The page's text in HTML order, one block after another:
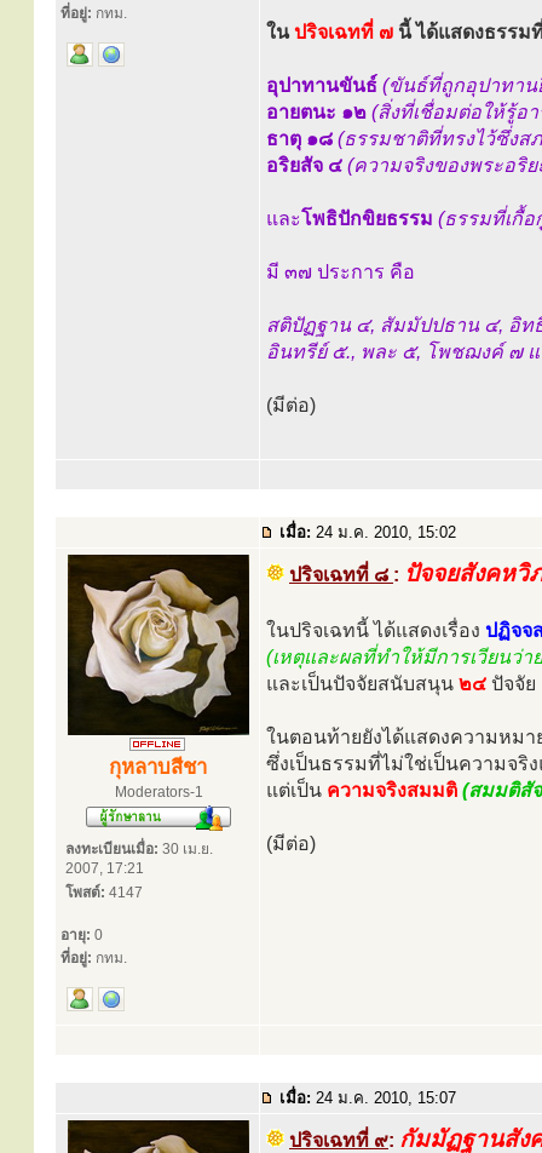
ที่อยู่: กทม.
ในปริจเฉทที่ ๗ นี้ ได้แสดงธรรม
อุปาทานขันธ์ (ขันธ์ที่ถูกอุปาทาน
อายตนะ ๑๒ (สิ่งที่เชื่อมต่อให้รู้อ
ธาตุ ๑๘ (ธรรมชาติที่ทรงไว้ซึ่งส
อริยสัจ ๔ (ความจริงของพระอริย
และโพธิปักขิยธรรม (ธรรมที่เกื้
มี ๓๗ ประการ คือ
สติปัฏฐาน ๔, สัมมัปปธาน ๔, อิท
อินทรีย์ ๕., พละ ๕, โพชฌงค์ ๗
(มีต่อ)
เมื่อ: 24 ม.ค. 2010, 15:02
กุหลาบสีชา
Moderators-1
ลงทะเบียนเมื่อ: 30 เม.ย.
2007, 17:21
โพสต์: 4147
อายุ: 0
ที่อยู่: กทม.
ปริจเฉทที่ ๘ : ปัจจยสังคหวิ
ในปริจเฉทนี้ ได้แสดงเรื่อง ปฏิจจ
(เหตุและผลที่ทำให้มีการเวียนว่า
และเป็นปัจจัยสนับสนุน ๒๔ ปัจจัย
ในตอนท้ายยังได้แสดงความหม
ซึ่งเป็นธรรมที่ไม่ใช่เป็นความจริ
แต่เป็น ความจริงสมมติ (สมมติสั
(มีต่อ)
เมื่อ: 24 ม.ค. 2010, 15:07
ปริจเฉทที่ ๙: กัมมัฏฐานสัง